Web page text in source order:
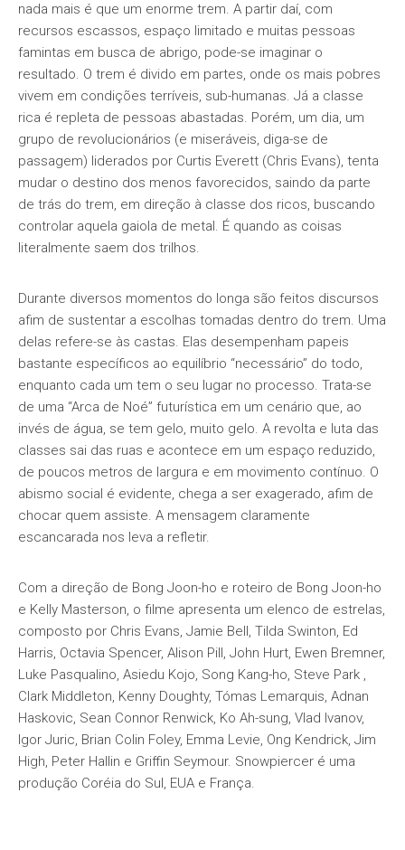
nada mais é que um enorme trem. A partir daí, com
recursos escassos, espaço limitado e muitas pessoas
famintas em busca de abrigo, pode-se imaginar o
resultado. O trem é divido em partes, onde os mais pobres
vivem em condições terríveis, sub-humanas. Já a classe
rica é repleta de pessoas abastadas. Porém, um dia, um
grupo de revolucionários (e miseráveis, diga-se de
passagem) liderados por Curtis Everett (Chris Evans), tenta
mudar o destino dos menos favorecidos, saindo da parte
de trás do trem, em direção à classe dos ricos, buscando
controlar aquela gaiola de metal. É quando as coisas
literalmente saem dos trilhos.
Durante diversos momentos do longa são feitos discursos
afim de sustentar a escolhas tomadas dentro do trem. Uma
delas refere-se às castas. Elas desempenham papeis
bastante específicos ao equilíbrio “necessário” do todo,
enquanto cada um tem o seu lugar no processo. Trata-se
de uma “Arca de Noé” futurística em um cenário que, ao
invés de água, se tem gelo, muito gelo. A revolta e luta das
classes sai das ruas e acontece em um espaço reduzido,
de poucos metros de largura e em movimento contínuo. O
abismo social é evidente, chega a ser exagerado, afim de
chocar quem assiste. A mensagem claramente
escancarada nos leva a refletir.
Com a direção de Bong Joon-ho e roteiro de Bong Joon-ho
e Kelly Masterson, o filme apresenta um elenco de estrelas,
composto por Chris Evans, Jamie Bell, Tilda Swinton, Ed
Harris, Octavia Spencer, Alison Pill, John Hurt, Ewen Bremner,
Luke Pasqualino, Asiedu Kojo, Song Kang-ho, Steve Park ,
Clark Middleton, Kenny Doughty, Tómas Lemarquis, Adnan
Haskovic, Sean Connor Renwick, Ko Ah-sung, Vlad Ivanov,
Igor Juric, Brian Colin Foley, Emma Levie, Ong Kendrick, Jim
High, Peter Hallin e Griffin Seymour. Snowpiercer é uma
produção Coréia do Sul, EUA e França.